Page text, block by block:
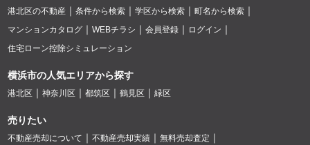
港北区の不動産 条件から検索 学区から検索
町名から検索
マンションカタログ
WEBチラシ 会員登録
ログイン
住宅ローン控除シミュレーション
横浜市の人気エリアから探す
港北区 神奈川区 都筑区 鶴見区 緑区
売りたい
不動産売却について 不動産売却実績
無料売却査定